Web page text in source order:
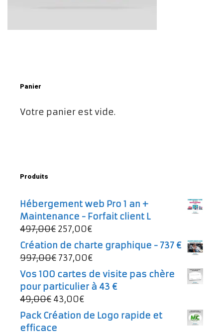
Panier
Votre panier est vide.
Produits
Hébergement web Pro 1 an +
Maintenance - Forfait client L
497,00€ Le
prix
initial
était :
497,00€.
257,00€Le
prix
actuel
257,00€.
Création de charte graphique - 737 €
997,00€ Le
prix
initial
était :
997,00€.
737,00€Le
prix
actuel
Vos 100 cartes de visite pas chère
pour particulier à 43 €
49,00€ Le
prix
initial
43,00€Le
prix
actuel
Pack Création de Logo rapide et
efficace